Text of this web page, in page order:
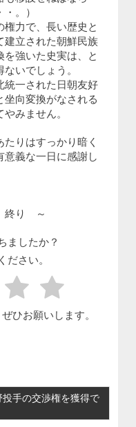
。）
力で、長い歴史と
建立された朝鮮民族
強いた史実は、と
いでしょう。
統一された日朝友好
向変換がなされる
みません。
りはすっかり暗く
意義な一日に感謝し
終り ～
ましたか？
さい。
ひお願いします。
手の交渉権を獲得で